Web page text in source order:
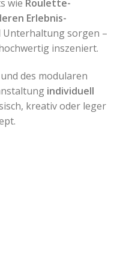
wie Roulette-
Erlebnis-
Unterhaltung sorgen –
inszeniert.
des modularen
individuell
kreativ oder leger